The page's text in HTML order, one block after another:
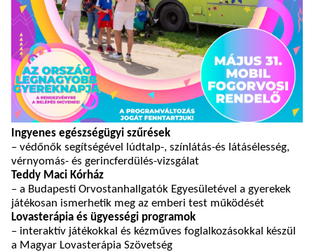
Ingyenes egészségügyi szűrések
– védőnők segítségével lúdtalp-, színlátás-és látásélesség,
vérnyomás- és gerincferdülés-vizsgálat
Teddy Maci Kórház
– a Budapesti Orvostanhallgatók Egyesületével a gyerekek
játékosan ismerhetik meg az emberi test működését
Lovasterápia és ügyességi programok
– interaktív játékokkal és kézműves foglalkozásokkal készül
a Magyar Lovasterápia Szövetség